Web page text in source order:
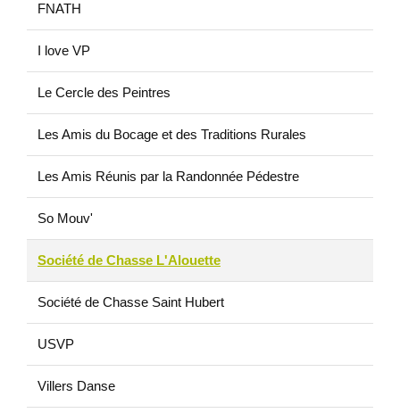
FNATH
I love VP
Le Cercle des Peintres
Les Amis du Bocage et des Traditions Rurales
Les Amis Réunis par la Randonnée Pédestre
So Mouv'
Société de Chasse L'Alouette
Société de Chasse Saint Hubert
USVP
Villers Danse